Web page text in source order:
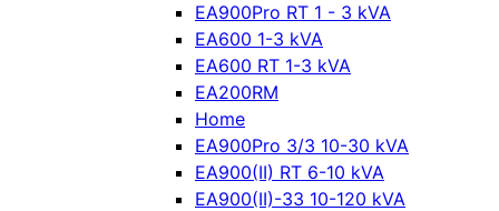
EA900Pro RT 1 - 3 kVA
EA600 1-3 kVA
EA600 RT 1-3 kVA
EA200RM
Home
EA900Pro 3/3 10-30 kVA
EA900(II) RT 6-10 kVA
EA900(II)-33 10-120 kVA